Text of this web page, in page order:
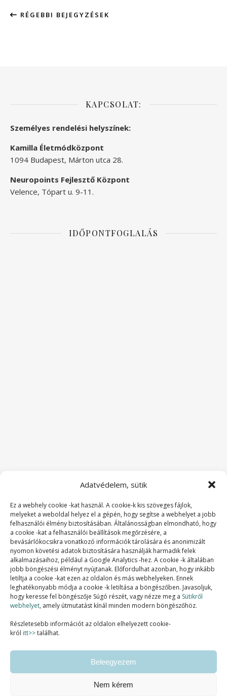
Adatvédelem, sütik
Ez a webhely cookie -kat használ. A cookie-k kis szöveges fájlok,
melyeket a weboldal helyez el a gépén, hogy segítse a webhelyet a jobb
felhasználói élmény biztosításában. Általánosságban elmondható, hogy
a cookie -kat a felhasználói beállítások megőrzésére, a
bevásárlókocsikra vonatkozó információk tárolására és anonimizált
nyomon követési adatok biztosítására használják harmadik felek
alkalmazásaihoz, például a Google Analytics -hez. A cookie -k általában
jobb böngészési élményt nyújtanak. Előfordulhat azonban, hogy inkább
letiltja a cookie -kat ezen az oldalon és más webhelyeken. Ennek
leghatékonyabb módja a cookie -k letiltása a böngészőben. Javasoljuk,
hogy keresse fel böngészője Súgó részét, vagy nézze meg a Sütikről
webhelyet, amely útmutatást kínál minden modern böngészőhöz.
Részletesebb információt az oldalon elhelyezett cookie-
król itt>>találhat.
Beleegyezem
Nem kérem
RÉGEBBI BEJEGYZÉSEK
KAPCSOLAT:
Személyes rendelési helyszínek:
Kamilla Életmódközpont
1094 Budapest, Márton utca 28.
Neuropoints Fejlesztő Központ
Velence, Tópart u. 9-11.
IDŐPONTFOGLALÁS
SZAKMAI TAGSÁGOK: